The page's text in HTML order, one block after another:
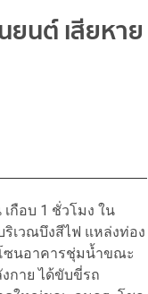
นต์ เสียหาย
กือบ 1 ชั่วโมง ใน
เวณบึงสีไฟ แหล่งท่อง
ซนอาคารชุ่มน้ำขณะ
กาย ได้ขับขี่รถ